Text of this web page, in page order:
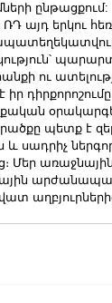
ընթացքում:
այդ երկու
ու
պետք է
սադրիչ
Մեր